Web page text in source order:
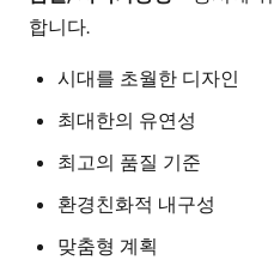
합니다.
시대를 초월한 디자인
최대한의 유연성
최고의 품질 기준
환경친화적 내구성
맞춤형 계획